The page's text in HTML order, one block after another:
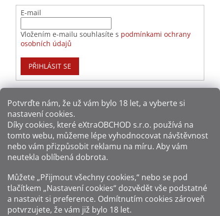
Potvrďte nám​​, že už vám bylo 18 let, a vyberte si
nastavení cookies.
Díky cookies, které eXtraOBCHOD s.r.o. používá na
tomto webu, můžeme lépe vyhodnocovat návštěvnost
nebo vám přizpůsobit reklamu na míru. Aby vám
neutekla oblíbená dobrota.
Můžete „Přijmout všechny cookies,“ nebo se pod
tlačítkem „Nastavení cookies“ dozvědět vše podstatné
a nastavit si preference. Odmítnutím cookies zároveň
potvrzujete, že vám již bylo 18 let.
E-mail
Vložením e-mailu souhlasíte s podmínkami ochrany
osobních údajů
PŘIHLÁSIT SE
Způsoby dopravy: